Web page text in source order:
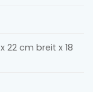
22 cm breit x 18